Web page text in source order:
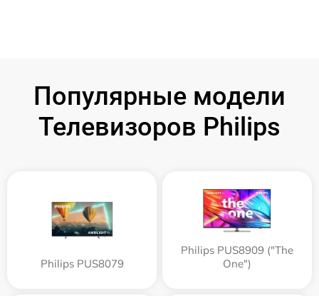
Популярные модели
Телевизоров Philips
Philips PUS8079
Philips PUS8909 ("The
One")